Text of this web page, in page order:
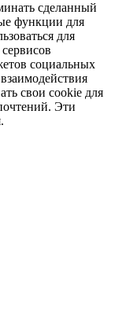
сделанный
функции для
для
социальных
свои cookie для
Эти